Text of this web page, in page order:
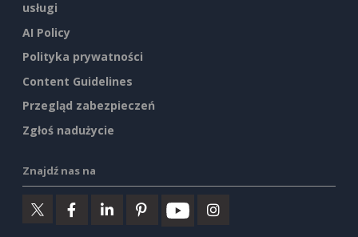
usługi
AI Policy
Polityka prywatności
Content Guidelines
Przegląd zabezpieczeń
Zgłoś nadużycie
Znajdź nas na